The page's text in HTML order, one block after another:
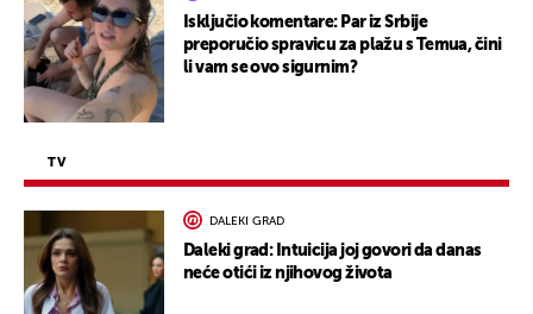
Isključio komentare: Par iz Srbije
preporučio spravicu za plažu s Temua, čini
li vam se ovo sigurnim?
TV
DALEKI GRAD
Daleki grad: Intuicija joj govori da danas
neće otići iz njihovog života